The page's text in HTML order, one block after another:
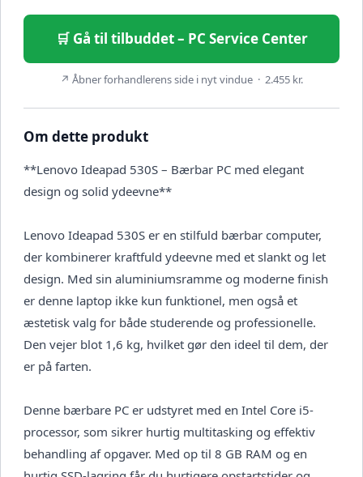
🛒 Gå til tilbuddet – PC Service Center
↗ Åbner forhandlerens side i nyt vindue · 2.455 kr.
Om dette produkt
**Lenovo Ideapad 530S – Bærbar PC med elegant
design og solid ydeevne**
Lenovo Ideapad 530S er en stilfuld bærbar computer,
der kombinerer kraftfuld ydeevne med et slankt og let
design. Med sin aluminiumsramme og moderne finish
er denne laptop ikke kun funktionel, men også et
æstetisk valg for både studerende og professionelle.
Den vejer blot 1,6 kg, hvilket gør den ideel til dem, der
er på farten.
Denne bærbare PC er udstyret med en Intel Core i5-
processor, som sikrer hurtig multitasking og effektiv
behandling af opgaver. Med op til 8 GB RAM og en